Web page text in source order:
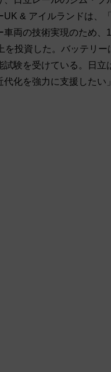
UK & アイルランドは、
車両の技術実現のため、
を投資した。バッテリー
試験を受けている。日立
代化を強力に支援したい